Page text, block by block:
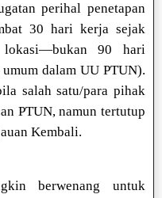
perihal penetapan
30 hari kerja sejak
lokasi—bukan 90 hari
dalam UU PTUN).
salah satu/para pihak
PTUN, namun tertutup
Kembali.
berwenang untuk